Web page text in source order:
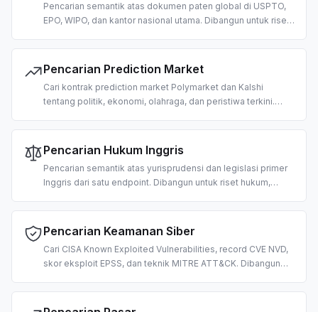
Pencarian semantik atas dokumen paten global di USPTO,
EPO, WIPO, dan kantor nasional utama. Dibangun untuk riset
Pencarian Prediction Market
Cari kontrak prediction market Polymarket dan Kalshi
tentang politik, ekonomi, olahraga, dan peristiwa terkini.
jawaban LLM berbasis probabilitas.
Pencarian Hukum Inggris
Pencarian semantik atas yurisprudensi dan legislasi primer
Inggris dari satu endpoint. Dibangun untuk riset hukum,
kerja legal-tech berbasis AI.
Pencarian Keamanan Siber
Cari CISA Known Exploited Vulnerabilities, record CVE NVD,
skor eksploit EPSS, dan teknik MITRE ATT&CK. Dibangun
keamanan berbasis AI.